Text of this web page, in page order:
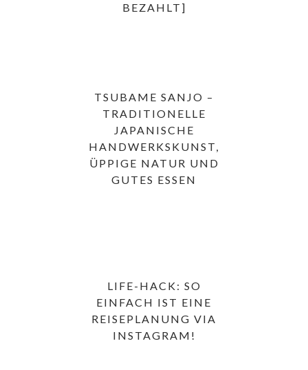
BEZAHLT]
TSUBAME SANJO –
TRADITIONELLE
JAPANISCHE
HANDWERKSKUNST,
ÜPPIGE NATUR UND
GUTES ESSEN
LIFE-HACK: SO
EINFACH IST EINE
REISEPLANUNG VIA
INSTAGRAM!